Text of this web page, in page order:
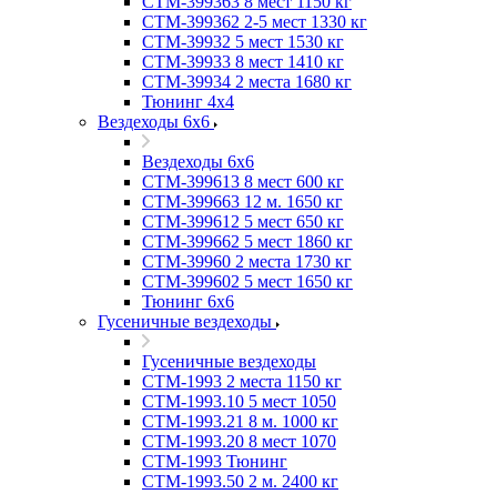
СТМ-399362 2-5 мест 1330 кг
СТМ-39932 5 мест 1530 кг
СТМ-39933 8 мест 1410 кг
СТМ-39934 2 места 1680 кг
Тюнинг 4х4
Вездеходы 6х6
Вездеходы 6х6
СТМ-399613 8 мест 600 кг
СТМ-399663 12 м. 1650 кг
СТМ-399612 5 мест 650 кг
СТМ-399662 5 мест 1860 кг
СТМ-39960 2 места 1730 кг
СТМ-399602 5 мест 1650 кг
Тюнинг 6х6
Гусеничные вездеходы
Гусеничные вездеходы
СТМ-1993 2 места 1150 кг
СТМ-1993.10 5 мест 1050
СТМ-1993.21 8 м. 1000 кг
СТМ-1993.20 8 мест 1070
СТМ-1993 Тюнинг
СТМ-1993.50 2 м. 2400 кг